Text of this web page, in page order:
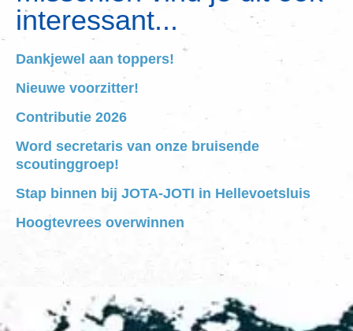
interessant...
Dankjewel aan toppers!
Nieuwe voorzitter!
Contributie 2026
Word secretaris van onze bruisende
scoutinggroep!
Stap binnen bij JOTA-JOTI in Hellevoetsluis
Hoogtevrees overwinnen